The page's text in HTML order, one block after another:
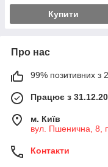
Купити
Про нас
99% позитивних з
Працює з
м. Київ
вул. Пшенична, 8,
Контакти